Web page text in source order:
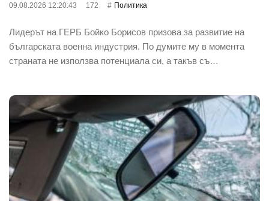
09.08.2026 12:20:43 172 Политика
Лидерът на ГЕРБ Бойко Борисов призова за развитие на
българската военна индустрия. По думите му в момента
страната не използва потенциала си, а такъв съ…